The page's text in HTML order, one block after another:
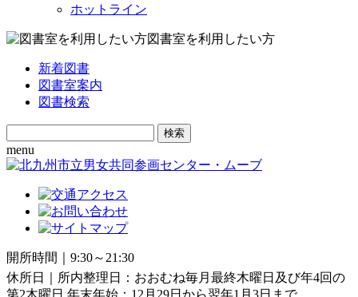
ホットライン
図書室を利用したい方
新着図書
図書室案内
図書検索
Search
for:
menu
開所時間｜9:30～21:30
休所日｜所内整理日：おおむね毎月最終木曜日及び年4回の
第2木曜日 年末年始：12月29日から翌年1月3日まで